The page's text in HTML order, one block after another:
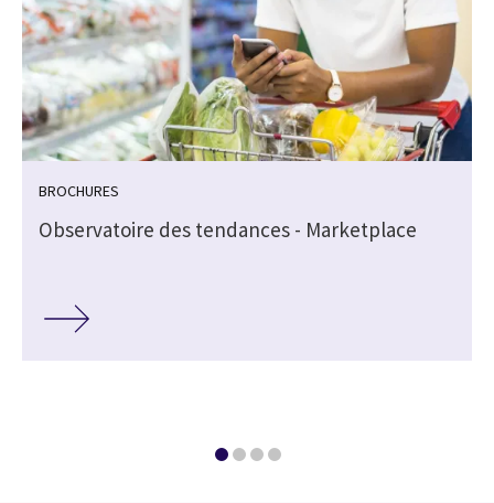
BROCHURES
Observatoire des tendances - Marketplace